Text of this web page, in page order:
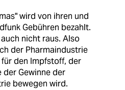
wird von ihren und
Gebühren bezahlt.
nicht raus. Also
der Pharmaindustrie
für den Impfstoff, der
der Gewinne der
bewegen wird.